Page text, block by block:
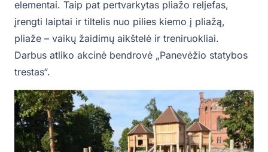
elementai. Taip pat pertvarkytas pliažo reljefas,
įrengti laiptai ir tiltelis nuo pilies kiemo į pliažą,
pliaže – vaikų žaidimų aikštelė ir treniruokliai.
Darbus atliko akcinė bendrovė „Panevėžio statybos
trestas“.